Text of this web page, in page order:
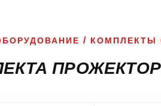
/ КОМПЛЕКТЫ